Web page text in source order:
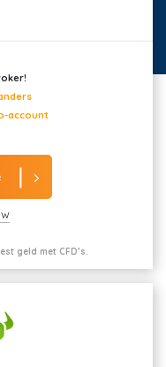
account
geld met CFD’s.